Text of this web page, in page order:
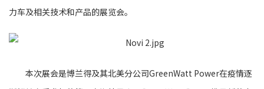
力车及相关技术和产品的展览会。
本次展会是博兰得及其北美分公司GreenWatt Power在疫情逐